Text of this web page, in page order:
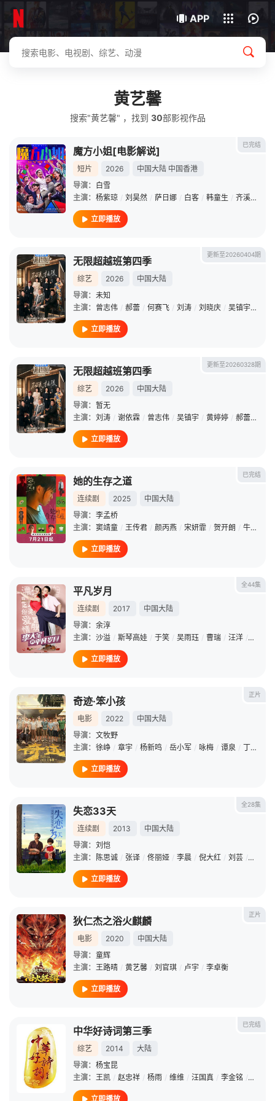
APP
下载客户端
我的观影记录
黄艺馨
搜索"黄艺馨" ，找到 30部影视作品
已完结
魔方小姐[电影解说]
短片 2026 中国大陆 中国香港
导演： 白雪
主演： 杨紫琼 / 刘昊然 / 萨日娜 / 白客 / 韩童生 / 齐溪 /
立即播放
更新至20260404期
无限超越班第四季
综艺 2026
中国大陆
导演： 未知
主演： 曾志伟 / 郝蕾 / 何赛飞 / 刘涛 / 刘晓庆 / 吴镇宇 /
立即播放
更新至20260328期
无限超越班第四季
综艺 2026
中国大陆
导演： 暂无
主演： 刘涛 / 谢依霖 / 曾志伟 / 吴镇宇 / 黄婷婷 / 郝蕾 /
立即播放
已完结
她的生存之道
连续剧 2025
中国大陆
导演： 李孟桥
主演： 窦靖童 / 王传君 / 颜丙燕 / 宋妍霏 / 贺开朗 / 牛超
立即播放
全44集
平凡岁月
连续剧 2017
中国大陆
导演： 余淳
主演： 沙溢 / 斯琴高娃 / 于笑 / 吴雨珏 / 曹瑞 / 汪洋 / 闫佳颖
立即播放
正片
奇迹·笨小孩
电影 2022
中国大陆
导演： 文牧野
主演： 徐峥 / 章宇 / 杨新鸣 / 岳小军 / 咏梅 / 谭泉 / 丁文博
立即播放
全28集
失恋33天
连续剧 2013
中国大陆
导演： 刘恺
主演：
陈思诚 / 张译 / 佟丽娅 / 李晨 / 倪大红 / 刘芸 / 白百何
立即播放
正片
狄仁杰之浴火麒麟
电影 2020
中国大陆
导演： 童辉
主演： 王路晴 / 黄艺馨 / 刘官琪 / 卢宇 / 李卓衡
立即播放
已完结
中华好诗词第三季
综艺 2014
大陆
导演： 杨宝昆
主演： 王凯 / 赵忠祥 / 杨雨 / 维维 / 汪国真 / 李金铭 / 谭佑铭
立即播放